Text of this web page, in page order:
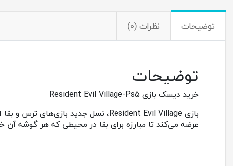
توضیحات نظرات (0)
توضیحات
خرید دیسک بازی Resident Evil Village-Ps5
عرضه می‌کند تا مبارزه برای بقا در محیطی که هر گوشه